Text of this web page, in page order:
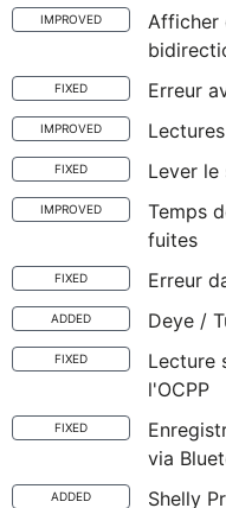
IMPROVED
Afficher
FIXED Erreur
IMPROVED
FIXED Lever le
IMPROVED
Temps
fuites
FIXED Erreur
ADDED Deye /
FIXED
Lecture
l'OCPP
FIXED
via
ADDED Shelly